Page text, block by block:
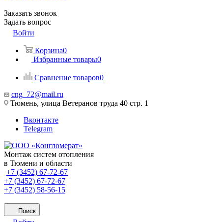
Заказать звонок
Задать вопрос
Войти
Корзина0
Избранные товары0
Сравнение товаров0
cng_72@mail.ru
Тюмень, улица Ветеранов труда 40 стр. 1
Вконтакте
Telegram
Монтаж систем отопления
в Тюмени и области
+7 (3452) 67-72-67
+7 (3452) 67-72-67
+7 (3452) 58-56-15
Поиск